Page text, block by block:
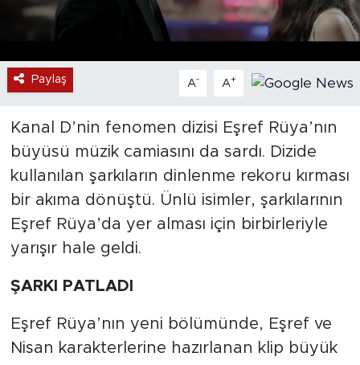
Paylaş A- A+
Kanal D’nin fenomen dizisi Eşref Rüya’nın
büyüsü müzik camiasını da sardı. Dizide
kullanılan şarkıların dinlenme rekoru kırması
bir akıma dönüştü. Ünlü isimler, şarkılarının
Eşref Rüya’da yer alması için birbirleriyle
yarışır hale geldi.
ŞARKI PATLADI
Eşref Rüya’nın yeni bölümünde, Eşref ve
Nisan karakterlerine hazırlanan klip büyük